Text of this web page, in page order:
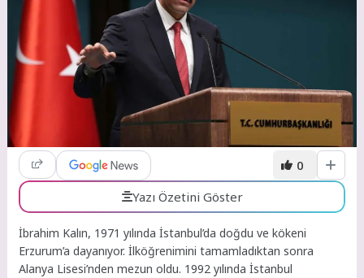
0
Yazı Özetini Göster
İbrahim Kalın, 1971 yılında İstanbul’da doğdu ve kökeni
Erzurum’a dayanıyor. İlköğrenimini tamamladıktan sonra
Alanya Lisesi’nden mezun oldu. 1992 yılında İstanbul